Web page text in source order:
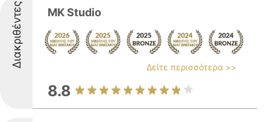
Διακριθέντες MK Studio
Δείτε περισσότερα >>
8.8